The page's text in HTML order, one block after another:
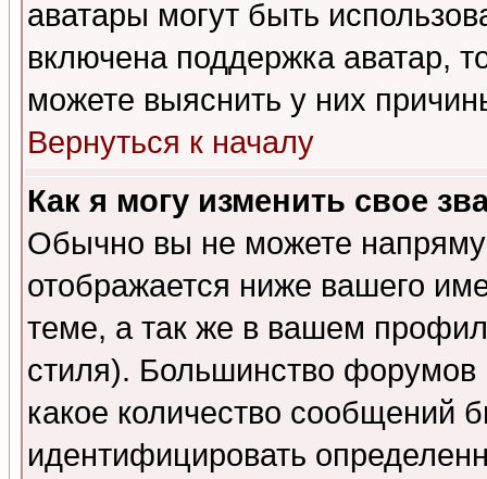
аватары могут быть
включена поддержка аватар,
можете выяснить у них
Вернуться к началу
Как я могу изменить свое
Обычно вы не можете
отображается ниже вашего
теме, а так же в вашем
стиля). Большинство форумов
какое количество сообщений
идентифицировать